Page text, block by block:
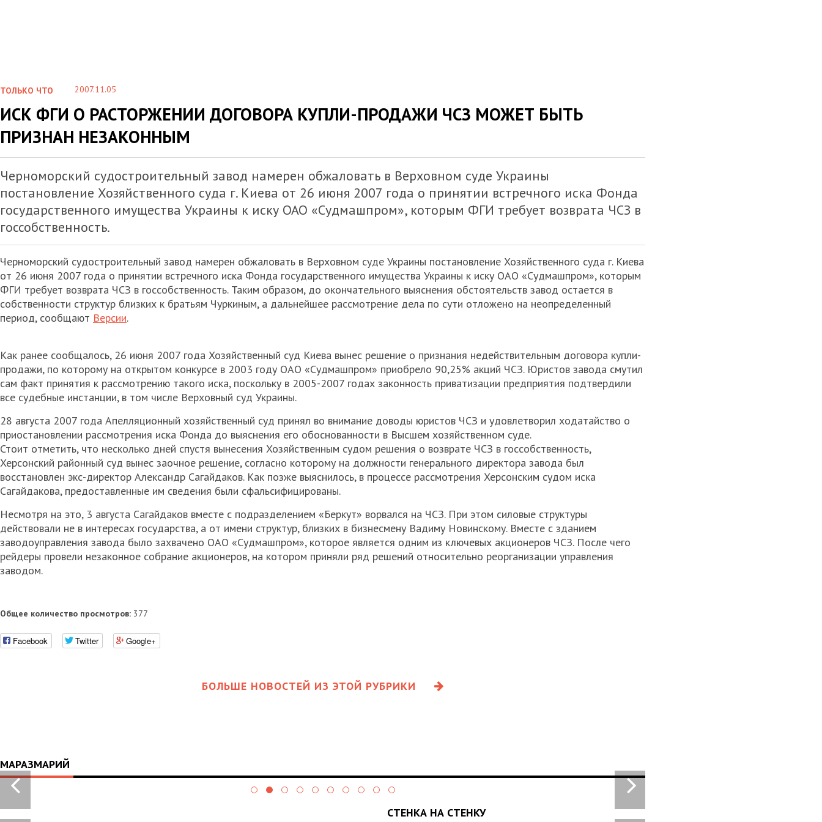
ТОЛЬКО ЧТО 2007.11.05
ИСК ФГИ О РАСТОРЖЕНИИ ДОГОВОРА КУПЛИ-ПРОДАЖИ ЧСЗ МОЖЕТ БЫТЬ
ПРИЗНАН НЕЗАКОННЫМ
Черноморский судостроительный завод намерен обжаловать в Верховном суде Украины
постановление Хозяйственного суда г. Киева от 26 июня 2007 года о принятии встречного иска Фонда
государственного имущества Украины к иску ОАО «Судмашпром», которым ФГИ требует возврата ЧСЗ в
госсобственность.
Черноморский судостроительный завод намерен обжаловать в Верховном суде Украины постановление Хозяйственного суда г. Киева
от 26 июня 2007 года о принятии встречного иска Фонда государственного имущества Украины к иску ОАО «Судмашпром», которым
ФГИ требует возврата ЧСЗ в госсобственность. Таким образом, до окончательного выяснения обстоятельств завод остается в
собственности структур близких к братьям Чуркиным, а дальнейшее рассмотрение дела по сути отложено на неопределенный
период, сообщают Версии.
Как ранее сообщалось, 26 июня 2007 года Хозяйственный суд Киева вынес решение о признания недействительным договора купли-
продажи, по которому на открытом конкурсе в 2003 году ОАО «Судмашпром» приобрело 90,25% акций ЧСЗ. Юристов завода смутил
сам факт принятия к рассмотрению такого иска, поскольку в 2005-2007 годах законность приватизации предприятия подтвердили
все судебные инстанции, в том числе Верховный суд Украины.
28 августа 2007 года Апелляционный хозяйственный суд принял во внимание доводы юристов ЧСЗ и удовлетворил ходатайство о
приостановлении рассмотрения иска Фонда до выяснения его обоснованности в Высшем хозяйственном суде.
Стоит отметить, что несколько дней спустя вынесения Хозяйственным судом решения о возврате ЧСЗ в госсобственность,
Херсонский районный суд вынес заочное решение, согласно которому на должности генерального директора завода был
восстановлен экс-директор Александр Сагайдаков. Как позже выяснилось, в процессе рассмотрения Херсонским судом иска
Сагайдакова, предоставленные им сведения были сфальсифицированы.
Несмотря на это, 3 августа Сагайдаков вместе с подразделением «Беркут» ворвался на ЧСЗ. При этом силовые структуры
действовали не в интересах государства, а от имени структур, близких в бизнесмену Вадиму Новинскому. Вместе с зданием
заводоуправления завода было захвачено ОАО «Судмашпром», которое является одним из ключевых акционеров ЧСЗ. После чего
рейдеры провели незаконное собрание акционеров, на котором приняли ряд решений относительно реорганизации управления
заводом.
Общее количество просмотров: 377
Facebook Twitter Google+
БОЛЬШЕ НОВОСТЕЙ ИЗ ЭТОЙ РУБРИКИ
МАРАЗМАРИЙ
СТЕНКА НА СТЕНКУ